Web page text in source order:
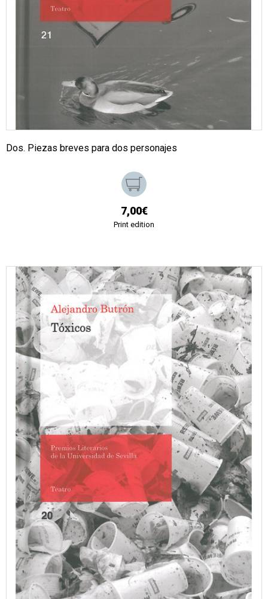
Dos. Piezas breves para dos personajes
7,00€
Print edition